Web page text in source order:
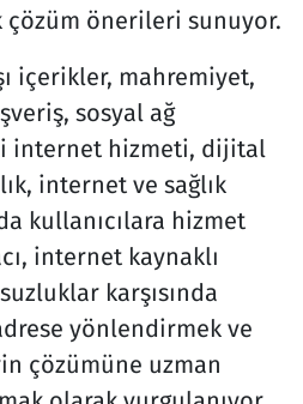
önerileri sunuyor.
içerikler, mahremiyet,
sosyal ağ
internet hizmeti, dijital
internet ve sağlık
kullanıcılara hizmet
internet kaynaklı
karşısında
yönlendirmek ve
çözümüne uzman